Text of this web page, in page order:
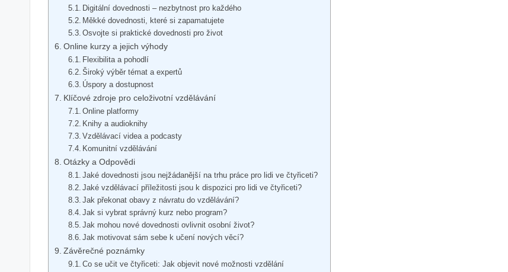
Digitální dovednosti – nezbytnost pro každého
Měkké dovednosti, které si zapamatujete
Osvojte si praktické dovednosti pro život
Online kurzy a jejich výhody
Flexibilita a pohodlí
Široký výběr témat a expertů
Úspory a dostupnost
Klíčové zdroje pro celoživotní vzdělávání
Online platformy
Knihy a audioknihy
Vzdělávací videa a podcasty
Komunitní vzdělávání
Otázky a Odpovědi
Jaké dovednosti jsou nejžádanější na trhu práce pro lidi ve čtyřiceti?
Jaké vzdělávací příležitosti jsou k dispozici pro lidi ve čtyřiceti?
Jak překonat obavy z návratu do vzdělávání?
Jak si vybrat správný kurz nebo program?
Jak mohou nové dovednosti ovlivnit osobní život?
Jak motivovat sám sebe k učení nových věcí?
Závěrečné poznámky
Co se učit ve čtyřiceti: Jak objevit nové možnosti vzdělání